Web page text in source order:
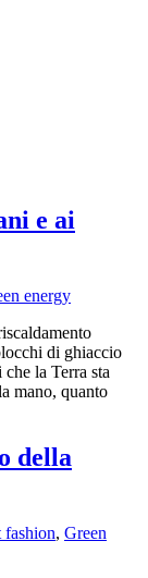
e ai
energy
di ghiaccio
la Terra sta
mano, quanto
della
fashion, Green